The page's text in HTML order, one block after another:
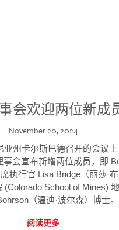
会欢迎两位新成
November 20, 2024
亚州卡尔斯巴德召开的会议
会宣布新增两位成员，即
执行官 Lisa Bridge（丽莎·
(Colorado School of Mines)
（温迪·波尔森）博士。
阅读更多